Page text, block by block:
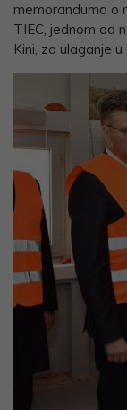
memoranduma o
TIEC, jednom od
Kini, za ulaganje